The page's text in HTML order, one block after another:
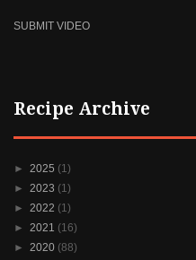
SUBMIT VIDEO
Recipe Archive
► 2025 (1)
► 2023 (1)
► 2022 (1)
► 2021 (16)
► 2020 (88)